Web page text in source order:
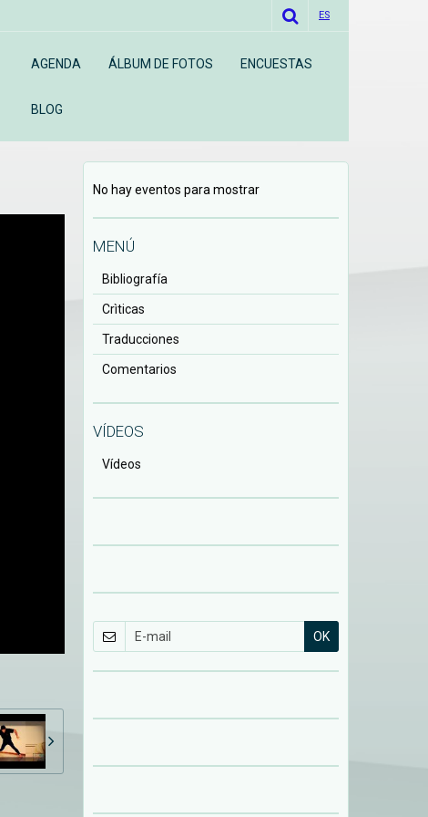
AGENDA ÁLBUM DE FOTOS ENCUESTAS
BLOG
ES
No hay eventos para mostrar
MENÚ
Bibliografía
Crìticas
Traducciones
Comentarios
VÍDEOS
Vídeos
OK